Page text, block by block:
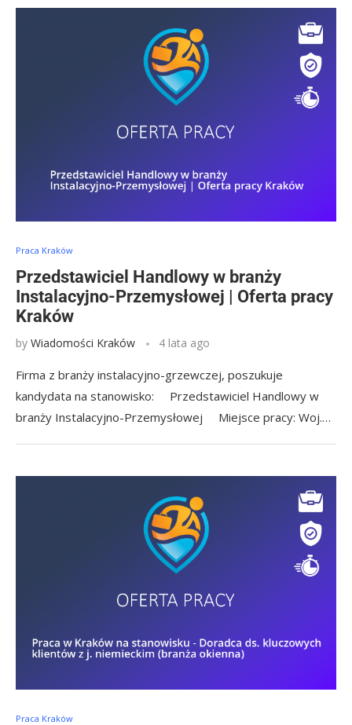
Praca Kraków
Przedstawiciel Handlowy w branży
Instalacyjno-Przemysłowej | Oferta pracy
Kraków
by Wiadomości Kraków 4 lata ago
Firma z branży instalacyjno-grzewczej, poszukuje
kandydata na stanowisko: Przedstawiciel Handlowy w
branży Instalacyjno-Przemysłowej Miejsce pracy: Woj.…
Praca Kraków